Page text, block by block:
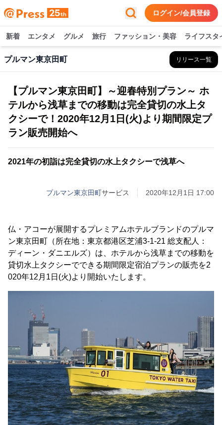
ログイン/会員登録
新着 エンタメ グルメ 旅行 ファッション・美容 ライフスタ
プルマン東京田町 リリース一覧
【プルマン東京田町】～迎春特別プラン～ ホ
テルから浅草までの移動は完全貸切の水上タ
クシーで！2020年12月1日(火)より期間限定プ
ラン販売開始へ
2021年の初詣は完全貸切の水上タクシーで浅草へ
プルマン東京田町サービス 2020年12月1日 17:00
仏・アコーが展開するプレミアムホテルブランドのプルマ
ン東京田町（所在地：東京都港区芝浦3-1-21 総支配人：
ディーン・ダニエルズ）は、ホテルから浅草までの移動を
貸切水上タクシーでできる期間限定宿泊プランの販売を2
020年12月1日(火)より開始いたします。